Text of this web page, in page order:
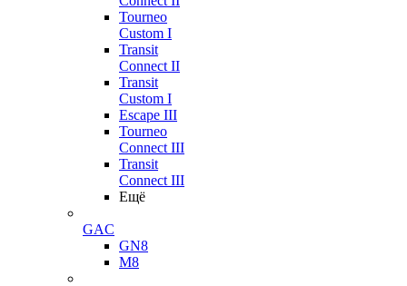
Tourneo
Custom I
Transit
Connect II
Transit
Custom I
Escape III
Tourneo
Connect III
Transit
Connect III
Ещё
GAC
GN8
M8